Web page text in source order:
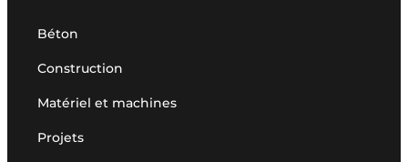
Béton
Construction
Matériel et machines
Projets